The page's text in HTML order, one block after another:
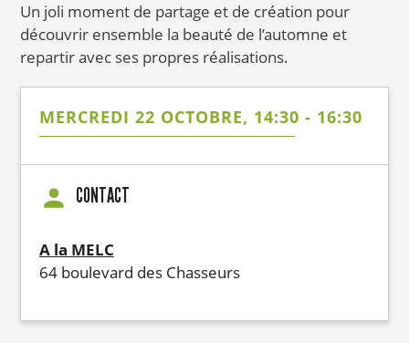
Un joli moment de partage et de création pour
découvrir ensemble la beauté de l’automne et
repartir avec ses propres réalisations.
MERCREDI 22 OCTOBRE, 14:30 - 16:30
CONTACT
A la MELC
64 boulevard des Chasseurs